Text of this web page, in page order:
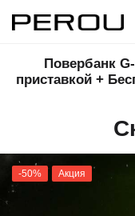
Повербанк
приставкой +
-50% Акция